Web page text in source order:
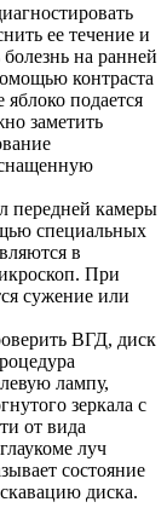
ее течение и
на ранней
контраста
подается
заметить
передней камеры
специальных
в
При
сужение или
ВГД, диск
лампу,
зеркала с
от вида
луч
состояние
диска.